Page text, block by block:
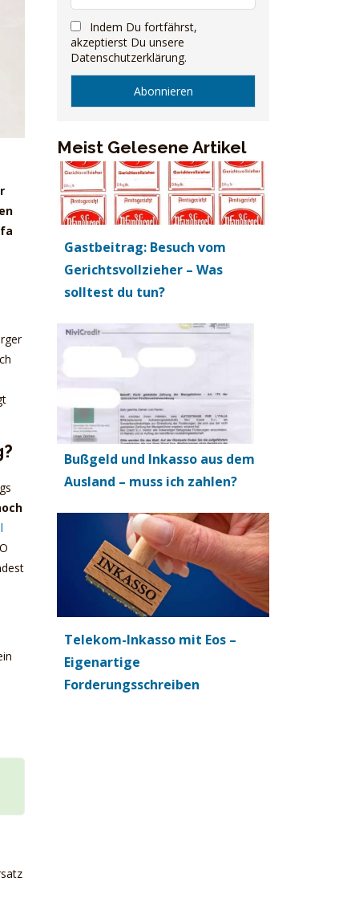
Indem Du fortfährst,
akzeptierst Du unsere
Datenschutzerklärung.
Meist Gelesene Artikel
Gastbeitrag: Besuch vom
Gerichtsvollzieher – Was
solltest du tun?
Bußgeld und Inkasso aus dem
Ausland – muss ich zahlen?
Telekom-Inkasso mit Eos –
Eigenartige
Forderungsschreiben